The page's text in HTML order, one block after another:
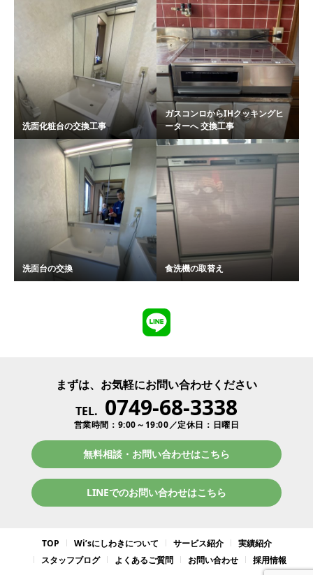
洗面化粧台の交換工事
ガスコンロからIHクッキングヒ
ーターへ 交換工事
洗面台の交換 食洗機の取替え
まずは、お気軽にお問い合わせください
TEL. 0749-68-3338
営業時間：9:00～19:00／定休日：日曜日
無料相談・お問い合わせはこちら
LINEでのお問い合わせはこちら
TOP Wi’sにしわきについて サービス紹介
実績紹介
スタッフブログ
よくあるご質問 お問い合わせ 採用情報